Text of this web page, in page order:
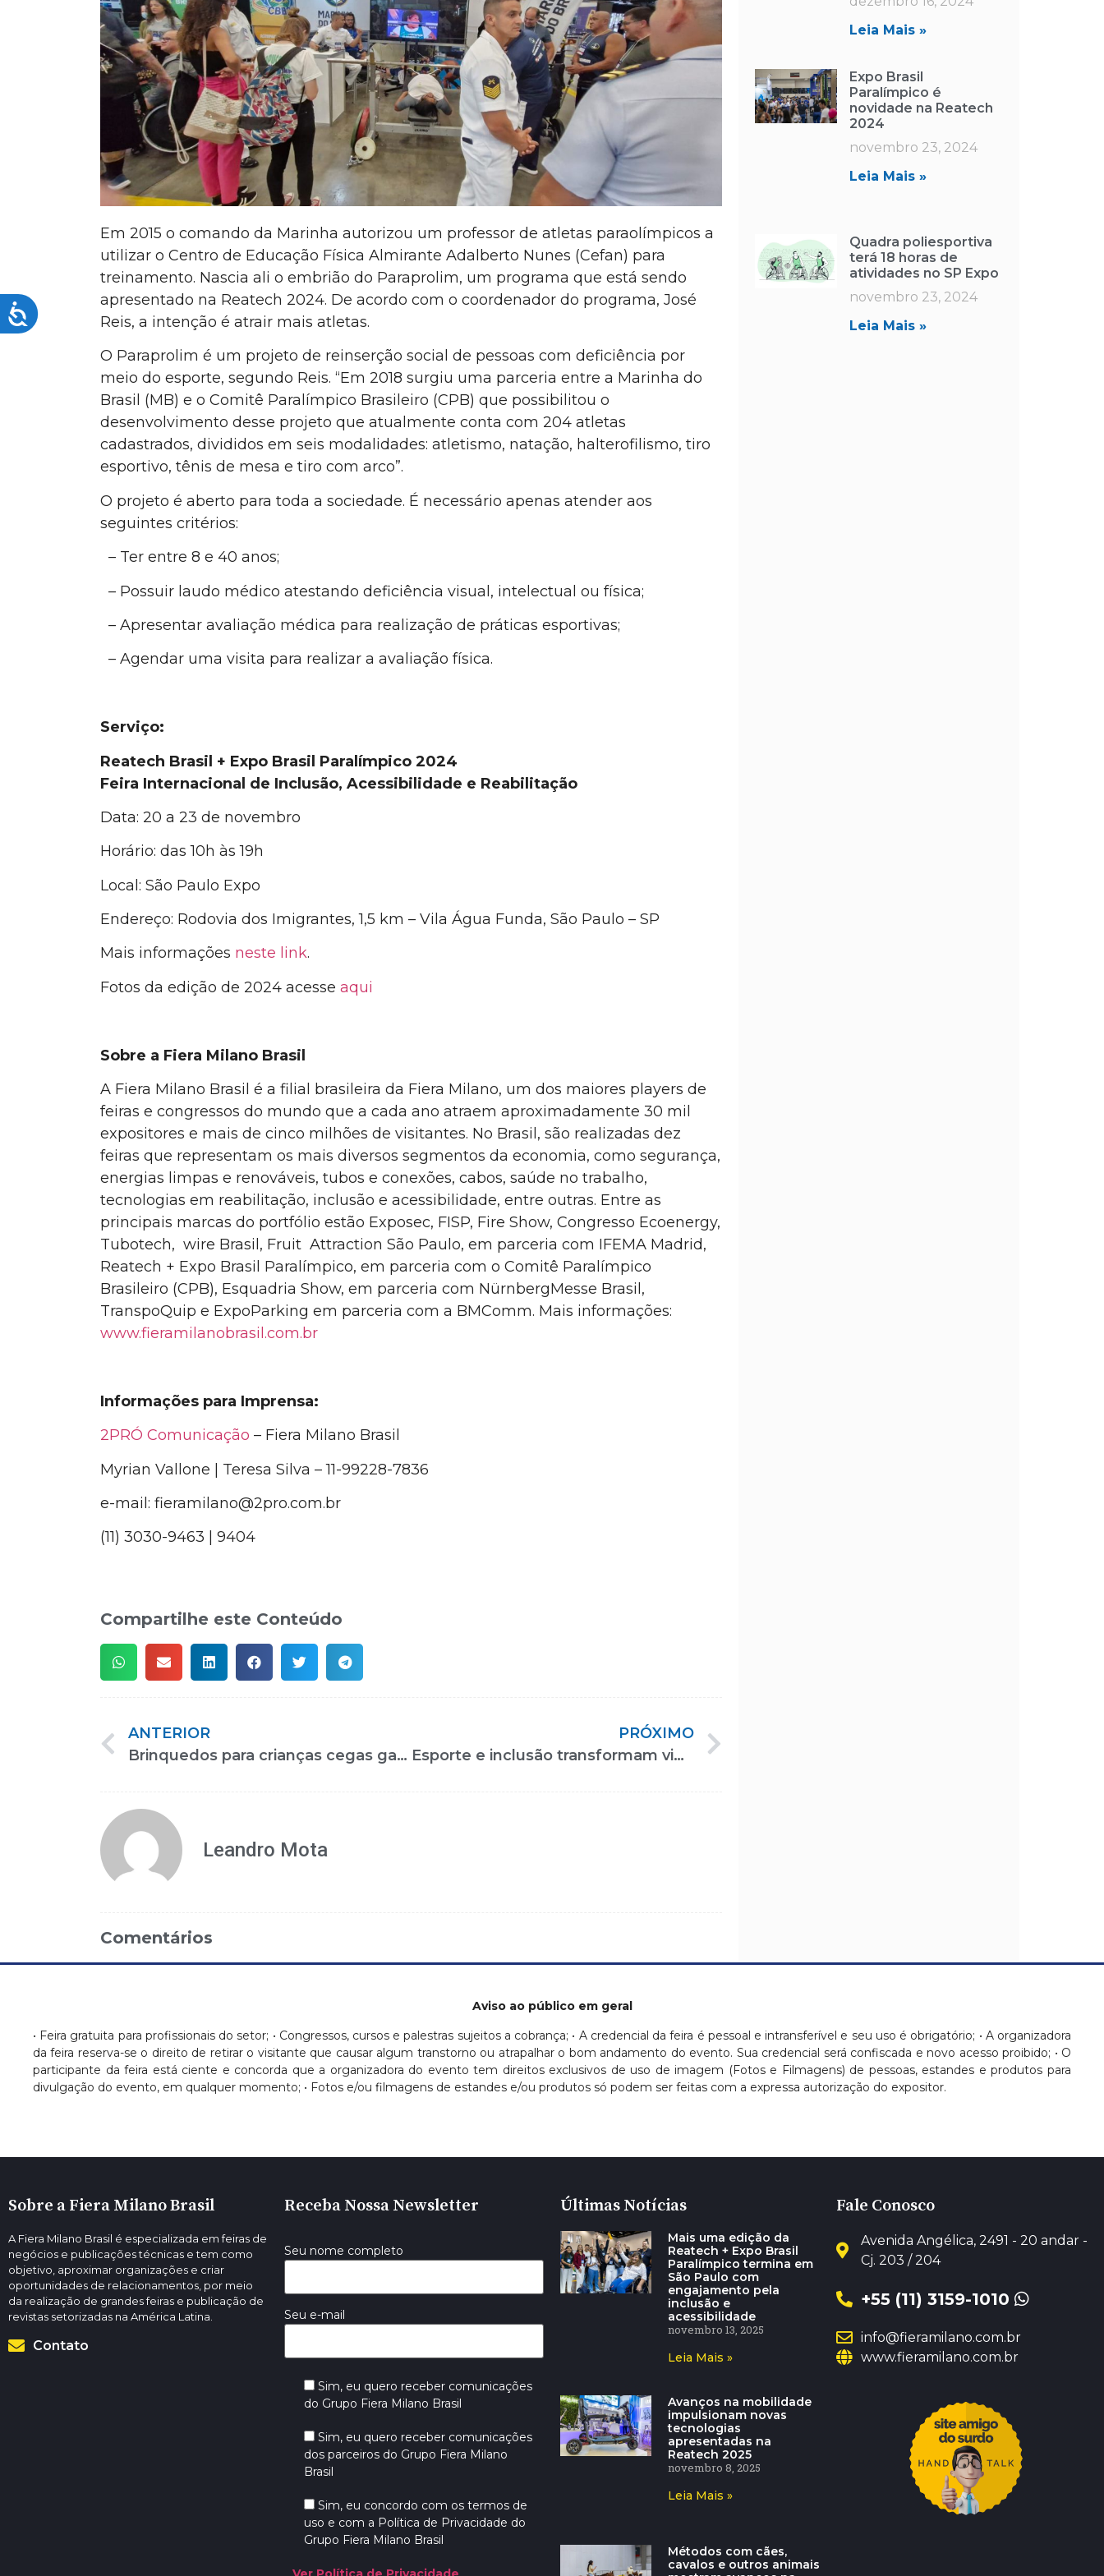
de
acessibilidade.
Acessibilidade
Em 2015 o comando da Marinha autorizou um professor de atletas paraolímpicos a
utilizar o Centro de Educação Física Almirante Adalberto Nunes (Cefan) para
treinamento. Nascia ali o embrião do Paraprolim, um programa que está sendo
apresentado na Reatech 2024. De acordo com o coordenador do programa, José
Reis, a intenção é atrair mais atletas.
O Paraprolim é um projeto de reinserção social de pessoas com deficiência por
meio do esporte, segundo Reis. “Em 2018 surgiu uma parceria entre a Marinha do
Brasil (MB) e o Comitê Paralímpico Brasileiro (CPB) que possibilitou o
desenvolvimento desse projeto que atualmente conta com 204 atletas
cadastrados, divididos em seis modalidades: atletismo, natação, halterofilismo, tiro
esportivo, tênis de mesa e tiro com arco”.
O projeto é aberto para toda a sociedade. É necessário apenas atender aos
seguintes critérios:
– Ter entre 8 e 40 anos;
– Possuir laudo médico atestando deficiência visual, intelectual ou física;
– Apresentar avaliação médica para realização de práticas esportivas;
– Agendar uma visita para realizar a avaliação física.
Serviço:
Reatech Brasil + Expo Brasil Paralímpico 2024
Feira Internacional de Inclusão, Acessibilidade e Reabilitação
Data: 20 a 23 de novembro
Horário: das 10h às 19h
Local: São Paulo Expo
Endereço: Rodovia dos Imigrantes, 1,5 km – Vila Água Funda, São Paulo – SP
Mais informações neste link.
Fotos da edição de 2024 acesse aqui
Sobre a Fiera Milano Brasil
A Fiera Milano Brasil é a filial brasileira da Fiera Milano, um dos maiores players de
feiras e congressos do mundo que a cada ano atraem aproximadamente 30 mil
expositores e mais de cinco milhões de visitantes. No Brasil, são realizadas dez
feiras que representam os mais diversos segmentos da economia, como segurança,
energias limpas e renováveis, tubos e conexões, cabos, saúde no trabalho,
tecnologias em reabilitação, inclusão e acessibilidade, entre outras. Entre as
principais marcas do portfólio estão Exposec, FISP, Fire Show, Congresso Ecoenergy,
Tubotech, wire Brasil , Fruit Attraction São Paulo, em parceria com IFEMA Madrid,
Reatech + Expo Brasil Paralímpico, em parceria com o Comitê Paralímpico
Brasileiro (CPB), Esquadria Show, em parceria com NürnbergMesse Brasil,
TranspoQuip e ExpoParking em parceria com a BMComm. Mais informações:
www.fieramilanobrasil.com.br
Informações para Imprensa:
2PRÓ Comunicação – Fiera Milano Brasil
Myrian Vallone | Teresa Silva – 11-99228-7836
e-mail: fieramilano@2pro.com.br
(11) 3030-9463 | 9404
Compartilhe este Conteúdo
ANTERIOR
Brinquedos para crianças cegas garantem direito de brincar
PRÓXIMO
Esporte e inclusão transformam vidas no encontro de atletas paralímpicos e visitantes
Leandro Mota
Comentários
Leia Mais »
Expo Brasil
Paralímpico é
novidade na Reatech
2024
novembro 23, 2024
Leia Mais »
Quadra poliesportiva
terá 18 horas de
atividades no SP Expo
novembro 23, 2024
Leia Mais »
Aviso ao público em geral
• Feira gratuita para profissionais do setor; • Congressos, cursos e palestras sujeitos a cobrança; • A credencial da feira é pessoal e intransferível e seu uso é obrigatório; • A organizadora
da feira reserva-se o direito de retirar o visitante que causar algum transtorno ou atrapalhar o bom andamento do evento. Sua credencial será confiscada e novo acesso proibido; • O
participante da feira está ciente e concorda que a organizadora do evento tem direitos exclusivos de uso de imagem (Fotos e Filmagens) de pessoas, estandes e produtos para
divulgação do evento, em qualquer momento; • Fotos e/ou filmagens de estandes e/ou produtos só podem ser feitas com a expressa autorização do expositor.
Sobre a Fiera Milano Brasil
A Fiera Milano Brasil é especializada em feiras de
negócios e publicações técnicas e tem como
objetivo, aproximar organizações e criar
oportunidades de relacionamentos, por meio
da realização de grandes feiras e publicação de
revistas setorizadas na América Latina.
Contato
Receba Nossa Newsletter
Seu nome completo
Seu e-mail
Sim, eu quero receber comunicações
do Grupo Fiera Milano Brasil
Sim, eu quero receber comunicações
dos parceiros do Grupo Fiera Milano
Brasil
Sim, eu concordo com os termos de
uso e com a Política de Privacidade do
Grupo Fiera Milano Brasil
Últimas Notícias
Mais uma edição da
Reatech + Expo Brasil
Paralímpico termina em
São Paulo com
engajamento pela
inclusão e
acessibilidade
novembro 13, 2025
Leia Mais »
Avanços na mobilidade
impulsionam novas
tecnologias
apresentadas na
Reatech 2025
novembro 8, 2025
Leia Mais »
Métodos com cães,
cavalos e outros animais
Fale Conosco
Avenida Angélica, 2491 - 20 andar -
Cj. 203 / 204
+55 (11) 3159-1010
info@fieramilano.com.br
www.fieramilano.com.br